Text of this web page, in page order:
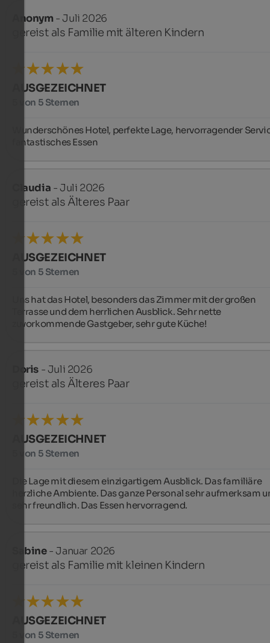
Anonym - Juli 2026
gereist als Familie mit älteren Kindern
AUSGEZEICHNET
5 von 5 Sternen
Wunderschönes Hotel, perfekte Lage, hervorragender
fantastisches Essen
Claudia - Juli 2026
gereist als Älteres Paar
AUSGEZEICHNET
5 von 5 Sternen
Uns hat das Hotel, besonders das Zimmer mit der großen
Terrasse und dem herrlichen Ausblick. Sehr nette
zuvorkommende Gastgeber, sehr gute Küche!
Doris - Juli 2026
gereist als Älteres Paar
AUSGEZEICHNET
5 von 5 Sternen
Die Lage mit diesem einzigartigem Ausblick. Das familiäre
herzliche Ambiente. Das ganze Personal sehr aufmerksam
sehr freundlich. Das Essen hervorragend.
Sabine- Januar 2026
gereist als Familie mit kleinen Kindern
AUSGEZEICHNET
5 von 5 Sternen